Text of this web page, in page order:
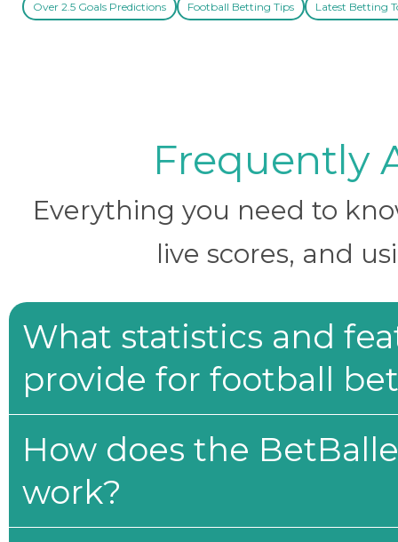
Over 2.5 Goals Predictions Football Betting Tips Latest Betting
Frequently
Everything you need to
live scores, and
What statistics and
provide for football
How does the
work?